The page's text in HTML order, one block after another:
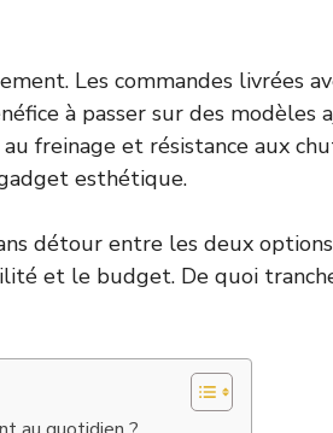
Les commandes livrées
à passer sur des modèles
freinage et résistance aux
esthétique.
détour entre les deux
et le budget. De quoi